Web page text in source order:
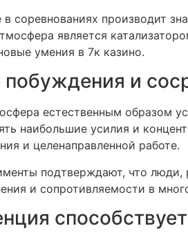
соревнованиях производит
является
умения в 7к казино.
и
естественным образом
наибольшие усилия и
и целенаправленной работе.
подтверждают, что люди,
и сопротивляемости в